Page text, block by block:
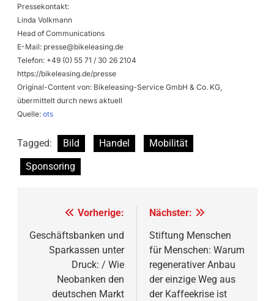
Pressekontakt:
Linda Volkmann
Head of Communications
E-Mail: presse@bikeleasing.de
Telefon: +49 (0) 55 71 / 30 26 2104
https://bikeleasing.de/presse
Original-Content von: Bikeleasing-Service GmbH & Co. KG,
übermittelt durch news aktuell
Quelle: ots
Tagged: Bild Handel
Mobilität
Sponsoring
Beitragsnavigation
Vorherige:
Geschäftsbanken und
Sparkassen unter
Druck: / Wie
Neobanken den
deutschen Markt
Nächster:
Stiftung Menschen
für Menschen: Warum
regenerativer Anbau
der einzige Weg aus
der Kaffeekrise ist